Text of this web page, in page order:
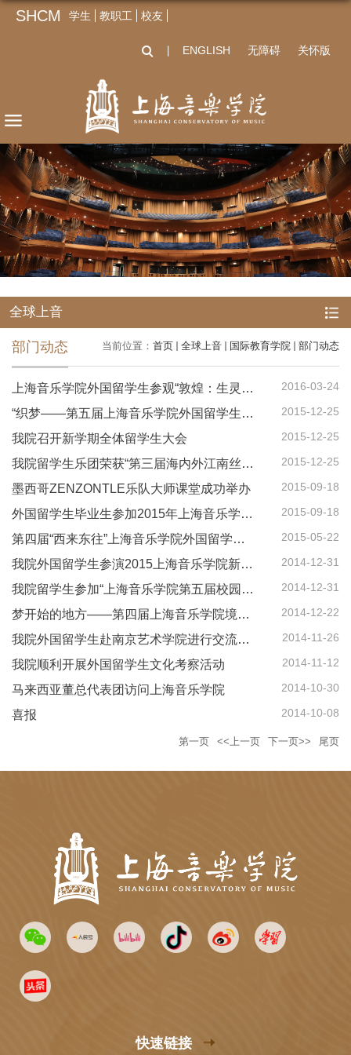
SHCM 学生 教职工 校友
ENGLISH 无障碍 关怀版
全球上音
当前位置： 首页 全球上音 国际教育学院 部门动态
部门动态
上海音乐学院外国留学生参观“敦煌：生灵的歌”艺术展 2016-03-24
“织梦——第五届上海音乐学院外国留学生圣诞迎新晚会”顺利举行 2015-12-25
我院召开新学期全体留学生大会 2015-12-25
我院留学生乐团荣获“第三届海内外江南丝竹邀请赛”铜奖 2015-12-25
墨西哥ZENZONTLE乐队大师课堂成功举办 2015-09-18
外国留学生毕业生参加2015年上海音乐学院毕业歌音乐会演出 2015-09-18
第四届“西来东往”上海音乐学院外国留学生艺术沙龙 2015-05-22
我院外国留学生参演2015上海音乐学院新年音乐会 2014-12-31
我院留学生参加“上海音乐学院第五届校园歌手大赛” 2014-12-31
梦开始的地方——第四届上海音乐学院境外学生圣诞迎新晚会顺利举行 2014-12-22
我院外国留学生赴南京艺术学院进行交流演出活动 2014-11-26
我院顺利开展外国留学生文化考察活动 2014-11-12
马来西亚董总代表团访问上海音乐学院 2014-10-30
喜报 2014-10-08
第一页 <<上一页 下一页>> 尾页
快速链接